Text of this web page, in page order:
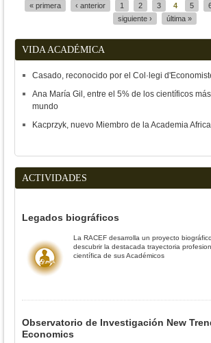
« primera ‹ anterior 1 2 3 4 5
siguiente ›
última »
VIDA ACADÉMICA
Casado, reconocido por el Col·legi
Ana María Gil, entre el 5% de los científicos
mundo
Kacprzyk, nuevo Miembro de la Academia
ACTIVIDADES
Legados biográficos
La RACEF desarrolla un proyecto
descubrir la destacada trayectoria
científica de sus Académicos
Observatorio de Investigación New
Economics